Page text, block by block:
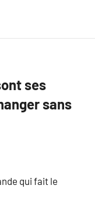
ses
sans
qui fait le